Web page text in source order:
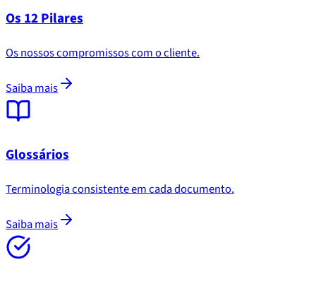
Os 12 Pilares
Os nossos compromissos com o cliente.
Saiba mais
Glossários
Terminologia consistente em cada documento.
Saiba mais